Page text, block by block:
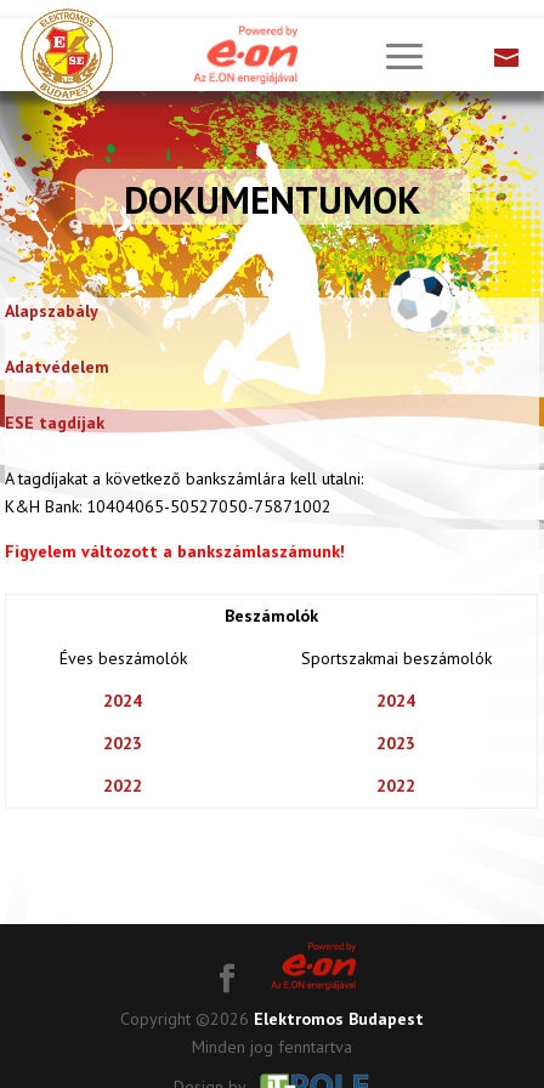
DOKUMENTUMOK
Alapszabály
Adatvédelem
ESE tagdíjak
A tagdíjakat a következő bankszámlára kell utalni:
K&H Bank: 10404065-50527050-75871002
Figyelem változott a bankszámlaszámunk!
Beszámolók
Éves beszámolók
Sportszakmai beszámolók
2024
2024
2023
2023
2022
2022
Copyright ©2026 Elektromos Budapest
Minden jog fenntartva